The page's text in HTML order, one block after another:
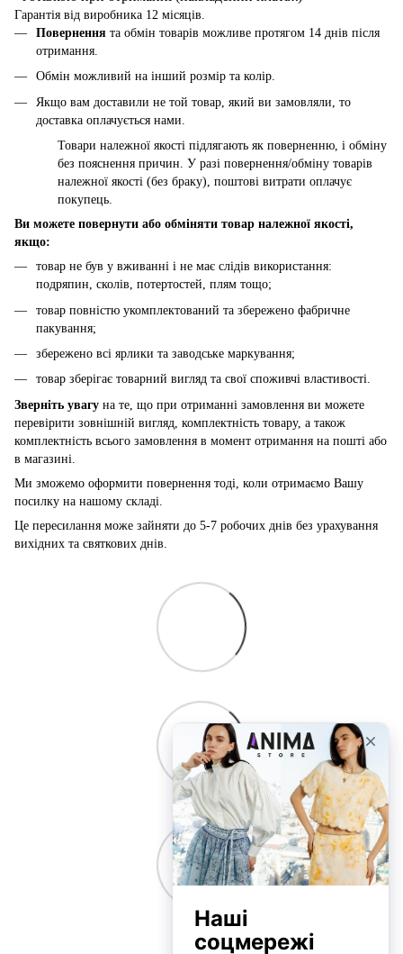
Гарантія від виробника 12 місяців.
Повернення та обмін товарів можливе протягом 14 днів після
отримання.
Обмін можливий на інший розмір та колір.
Якщо вам доставили не той товар, який ви замовляли, то
доставка оплачується нами.
Товари належної якості підлягають як поверненню, і обміну
без пояснення причин. У разі повернення/обміну товарів
належної якості (без браку), поштові витрати оплачує
покупець.
Ви можете повернути або обміняти товар належної якості,
якщо:
товар не був у вживанні і не має слідів використання:
подряпин, сколів, потертостей, плям тощо;
товар повністю укомплектований та збережено фабричне
пакування;
збережено всі ярлики та заводське маркування;
товар зберігає товарний вигляд та свої споживчі властивості.
Зверніть увагу на те, що при отриманні замовлення ви можете
перевірити зовнішній вигляд, комплектність товару, а також
комплектність всього замовлення в момент отримання на пошті або
в магазині.
Ми зможемо оформити повернення тоді, коли отримаємо Вашу
посилку на нашому складі.
Це пересилання може зайняти до 5-7 робочих днів без урахування
вихідних та святкових днів.